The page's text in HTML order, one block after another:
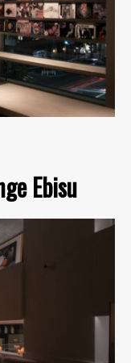
Ebisu